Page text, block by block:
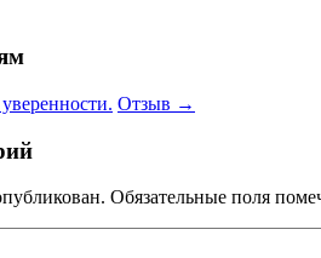
Отзыв →
Обязательные поля